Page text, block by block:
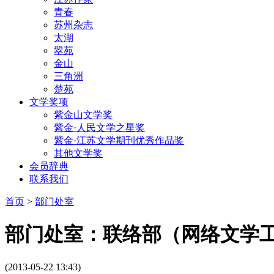
青春
苏州杂志
太湖
翠苑
金山
三角洲
楚苑
文学奖项
紫金山文学奖
紫金·人民文学之星奖
紫金·江苏文学期刊优秀作品奖
其他文学奖
会员辞典
联系我们
首页 > 部门处室
部门处室：联络部（网络文学
(2013-05-22 13:43)